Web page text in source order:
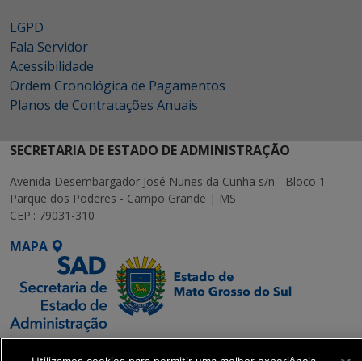
LGPD
Fala Servidor
Acessibilidade
Ordem Cronológica de Pagamentos
Planos de Contratações Anuais
SECRETARIA DE ESTADO DE ADMINISTRAÇÃO
Avenida Desembargador José Nunes da Cunha s/n - Bloco 1
Parque dos Poderes - Campo Grande | MS
CEP.: 79031-310
MAPA